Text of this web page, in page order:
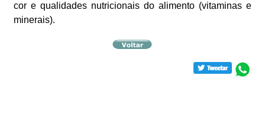
cor e qualidades nutricionais do alimento (vitaminas e
minerais).